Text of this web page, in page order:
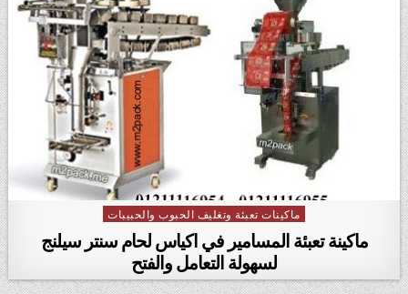
Posted in
ماكينات تعبئة وتغليف الحبوب والحبيبات
ماكينة تعبئة المسامير في اكياس لحام سنتر سيلنج
لسهولة التعامل والفتح